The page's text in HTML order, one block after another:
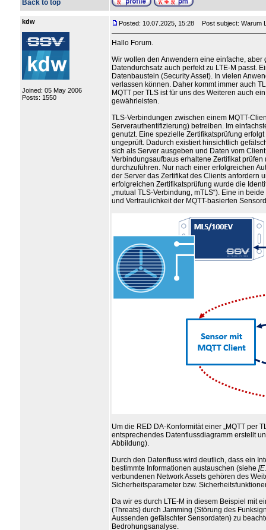
Back to top
kdw
Joined: 05 May 2006
Posts: 1550
Posted: 10.07.2025, 15:28 Post subject: Warum
Hallo Forum.
Wir wollen den Anwendern eine einfache,
Datendurchsatz auch perfekt zu LTE-M passt.
Datenbaustein (Security Asset). In vielen
verlassen können. Daher kommt immer auch
MQTT per TLS ist für uns des Weiteren auch
gewährleisten.
TLS-Verbindungen zwischen einem MQTT-
Serverauthentifizierung) betreiben. Im
genutzt. Eine spezielle Zertifikatsprüfung
ungeprüft. Dadurch existiert hinsichtlich
sich als Server ausgeben und Daten vom
Verbindungsaufbaus erhaltene Zertifikat
durchzuführen. Nur nach einer erfolgreichen
der Server das Zertifikat des Clients anfordern
erfolgreichen Zertifikatsprüfung wurde die
„mutual TLS-Verbindung, mTLS“). Eine in
und Vertraulichkeit der MQTT-basierten
Um die RED DA-Konformität einer „MQTT per
entsprechendes Datenflussdiagramm erstellt
Abbildung).
Durch den Datenfluss wird deutlich, dass ein
bestimmte Informationen austauschen (siehe
verbundenen Network Assets gehören des
Sicherheitsparameter bzw.
Da wir es durch LTE-M in diesem Beispiel mit
(Threats) durch Jamming (Störung des
Aussenden gefälschter Sensordaten) zu
Bedrohungsanalyse.